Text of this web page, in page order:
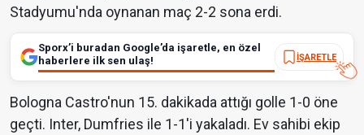
Stadyumu'nda oynanan maç 2-2 sona erdi.
Sporx’i buradan Google’da işaretle, en özel
haberlere ilk sen ulaş!
İŞARETLE
Bologna Castro'nun 15. dakikada attığı golle 1-0 öne
geçti. Inter, Dumfries ile 1-1'i yakaladı. Ev sahibi ekip